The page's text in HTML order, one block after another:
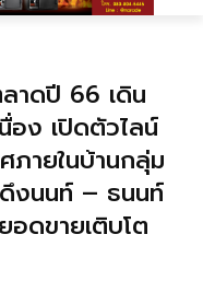
าดปี 66 เดิน
ง เปิดตัวไลน์
ายในบ้านกลุ่ม
งนนท์ – ธนนท์
อดขายเติบโต